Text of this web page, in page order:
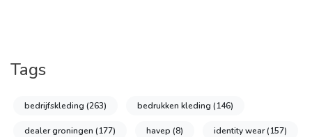
Tags
bedrijfskleding (263) bedrukken kleding (146)
dealer groningen (177) havep (8) identity wear(157)